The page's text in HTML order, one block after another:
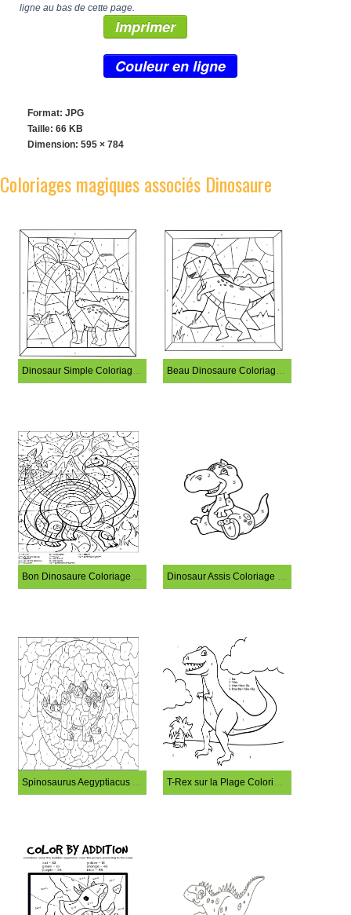
ligne au bas de cette page.
Imprimer
Couleur en ligne
Format: JPG
Taille: 66 KB
Dimension: 595 × 784
Coloriages magiques associés Dinosaure
Dinosaur Simple Coloriage Magique Beau Dinosaure Coloriage Magique
Bon Dinosaure Coloriage Magique Dinosaur Assis Coloriage Magique
Spinosaurus Aegyptiacus Color By Number T-Rex sur la Plage Coloriage Magique